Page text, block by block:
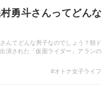
勇斗さんってどんな
んてどんな男子なのでしょう？朝ド
演された「仮面ライダー」アランの
#オトナ女子ライフ